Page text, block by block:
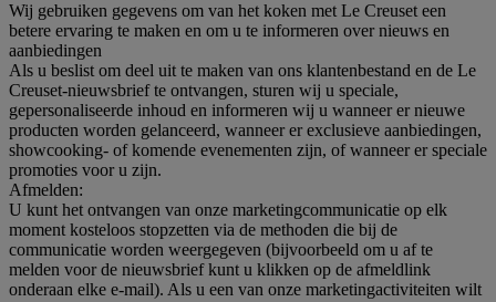
Wij gebruiken gegevens om van het koken met Le Creuset een
betere ervaring te maken en om u te informeren over nieuws en
aanbiedingen
Als u beslist om deel uit te maken van ons klantenbestand en de Le
Creuset-nieuwsbrief te ontvangen, sturen wij u speciale,
gepersonaliseerde inhoud en informeren wij u wanneer er nieuwe
producten worden gelanceerd, wanneer er exclusieve aanbiedingen,
showcooking- of komende evenementen zijn, of wanneer er speciale
promoties voor u zijn.
Afmelden:
U kunt het ontvangen van onze marketingcommunicatie op elk
moment kosteloos stopzetten via de methoden die bij de
communicatie worden weergegeven (bijvoorbeeld om u af te
melden voor de nieuwsbrief kunt u klikken op de afmeldlink
onderaan elke e-mail). Als u een van onze marketingactiviteiten wilt